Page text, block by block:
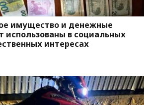
имущество и денежные
использованы в социальных
интересах